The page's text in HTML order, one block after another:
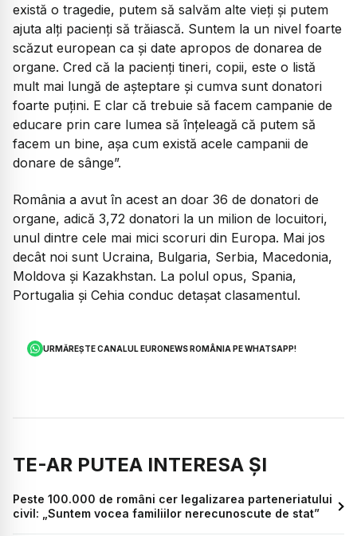
există o tragedie, putem să salvăm alte vieți și putem
ajuta alți pacienți să trăiască. Suntem la un nivel foarte
scăzut european ca și date apropos de donarea de
organe. Cred că la pacienți tineri, copii, este o listă
mult mai lungă de așteptare și cumva sunt donatori
foarte puțini. E clar că trebuie să facem campanie de
educare prin care lumea să înțeleagă că putem să
facem un bine, așa cum există acele campanii de
donare de sânge”.
România a avut în acest an doar 36 de donatori de
organe, adică 3,72 donatori la un milion de locuitori,
unul dintre cele mai mici scoruri din Europa. Mai jos
decât noi sunt Ucraina, Bulgaria, Serbia, Macedonia,
Moldova și Kazakhstan. La polul opus, Spania,
Portugalia și Cehia conduc detașat clasamentul.
URMĂREȘTE CANALUL EURONEWS ROMÂNIA PE WHATSAPP!
TE-AR PUTEA INTERESA ȘI
Peste 100.000 de români cer legalizarea parteneriatului
civil: „Suntem vocea familiilor nerecunoscute de stat”